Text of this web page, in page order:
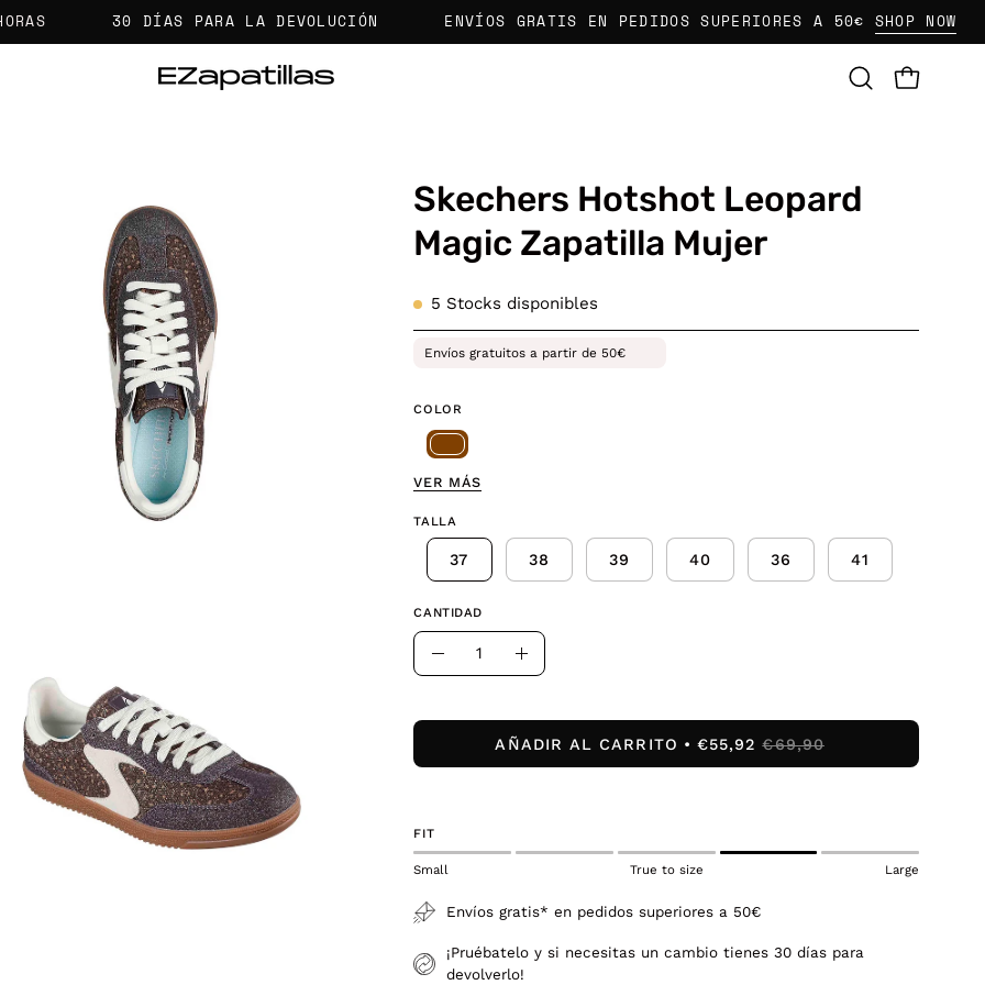
30 DÍAS PARA LA DEVOLUCIÓN ENVÍOS GRATIS EN PEDIDOS SUPERIORES A 50€SHOP NOW
AbrirCARRO
Skechers Hotshot Leopard
Magic Zapatilla Mujer
5 Stocks disponibles
Envíos gratuitos a partir de 50€
COLOR
VER MÁS
TALLA
37 38 39 40 36 41
CANTIDAD
Cantidad
Disminuir
cantidad
Aumentar
cantidad
AÑADIR AL CARRITO €55,92 €69,90
FIT
Small True to size Large
Envíos gratis* en pedidos superiores a 50€
¡Pruébatelo y si necesitas un cambio tienes 30 días para
devolverlo!